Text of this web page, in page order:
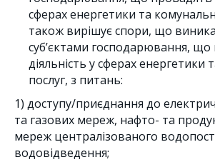
сферах енергетики та
також вирішує спори, що
суб’єктами господарювання,
діяльність у сферах енергетики
послуг, з питань:
1) доступу/приєднання до
та газових мереж, нафто- та
мереж централізованого
водовідведення;